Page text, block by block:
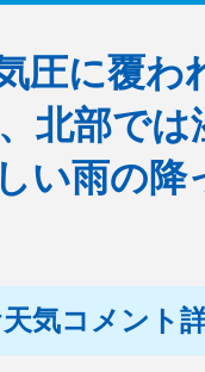
圧に覆わ
北部では
い雨の降
気コメント